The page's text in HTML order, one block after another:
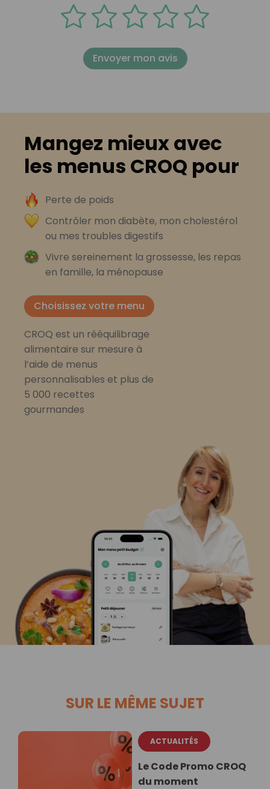
Envoyer mon avis
Mangez mieux avec
les menus CROQ pour
Perte de poids
Contrôler mon diabète, mon cholestérol
ou mes troubles digestifs
Vivre sereinement la grossesse, les repas
en famille, la ménopause
Choisissez votre menu
CROQ est un rééquilibrage
alimentaire sur mesure à
l’aide de menus
personnalisables et plus de
5 000 recettes
gourmandes
SUR LE MÊME SUJET
ACTUALITÉS
Le Code Promo CROQ
du moment